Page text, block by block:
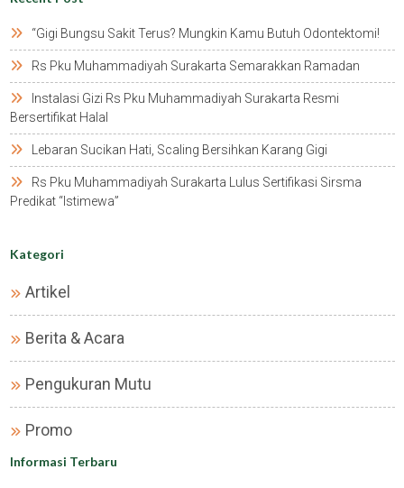
“gigi Bungsu Sakit Terus? Mungkin Kamu Butuh Odontektomi!
Rs Pku Muhammadiyah Surakarta Semarakkan Ramadan
Instalasi Gizi Rs Pku Muhammadiyah Surakarta Resmi
Bersertifikat Halal
Lebaran Sucikan Hati, Scaling Bersihkan Karang Gigi
Rs Pku Muhammadiyah Surakarta Lulus Sertifikasi Sirsma
Predikat “istimewa”
Kategori
Artikel
Berita & Acara
Pengukuran Mutu
Promo
Informasi Terbaru